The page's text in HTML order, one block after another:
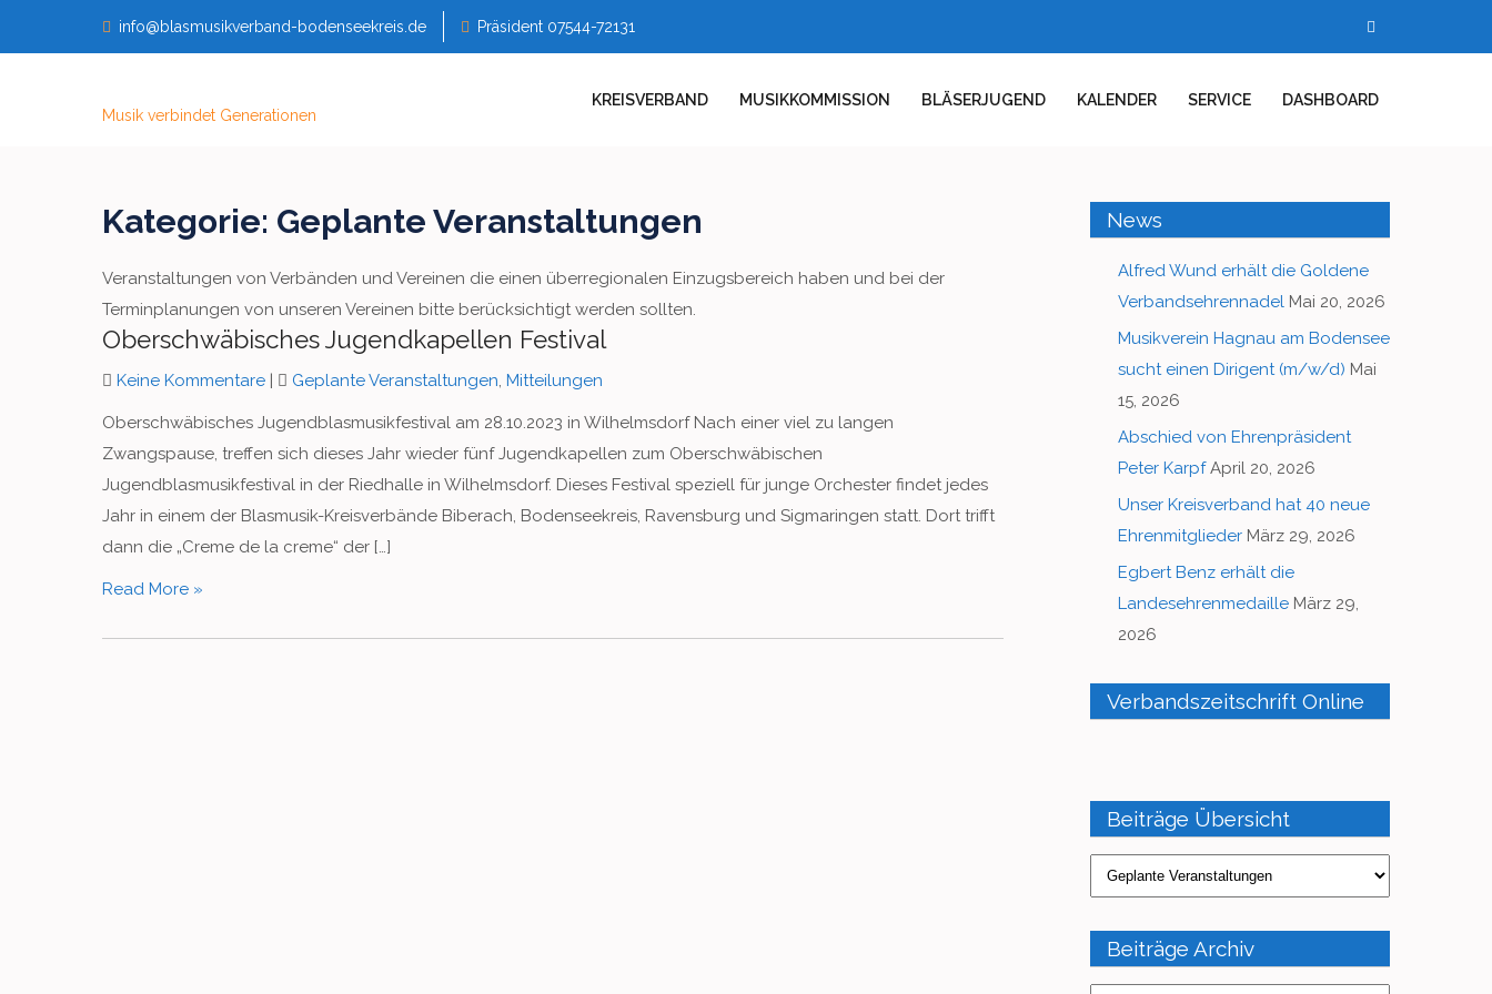
info@blasmusikverband-bodenseekreis.de Präsident 07544-72131
Musik verbindet Generationen
KREISVERBAND MUSIKKOMMISSION BLÄSERJUGEND KALENDER SERVICE DASHBOARD
Kategorie: Geplante Veranstaltungen
Veranstaltungen von Verbänden und Vereinen die einen überregionalen Einzugsbereich haben und bei der
Terminplanungen von unseren Vereinen bitte berücksichtigt werden sollten.
Oberschwäbisches Jugendkapellen Festival
Keine Kommentare | Geplante Veranstaltungen, Mitteilungen
Oberschwäbisches Jugendblasmusikfestival am 28.10.2023 in Wilhelmsdorf Nach einer viel zu langen
Zwangspause, treffen sich dieses Jahr wieder fünf Jugendkapellen zum Oberschwäbischen
Jugendblasmusikfestival in der Riedhalle in Wilhelmsdorf. Dieses Festival speziell für junge Orchester findet jedes
Jahr in einem der Blasmusik-Kreisverbände Biberach, Bodenseekreis, Ravensburg und Sigmaringen statt. Dort trifft
dann die „Creme de la creme“ der […]
Read More »
News
Alfred Wund erhält die Goldene
Verbandsehrennadel Mai 20, 2026
Musikverein Hagnau am Bodensee
sucht einen Dirigent (m/w/d) Mai
15, 2026
Abschied von Ehrenpräsident
Peter Karpf April 20, 2026
Unser Kreisverband hat 40 neue
Ehrenmitglieder März 29, 2026
Egbert Benz erhält die
Landesehrenmedaille März 29,
2026
Verbandszeitschrift Online
Beiträge Übersicht
Beiträge
Übersicht
Beiträge Archiv